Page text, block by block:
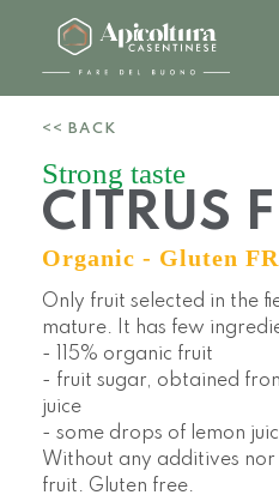
<< BACK
Strong taste
CITRUS
Organic - Gluten
Only fruit selected in the
mature. It has few
- 115% organic fruit
- fruit sugar, obtained
juice
- some drops of lemon
Without any additives
fruit. Gluten free.